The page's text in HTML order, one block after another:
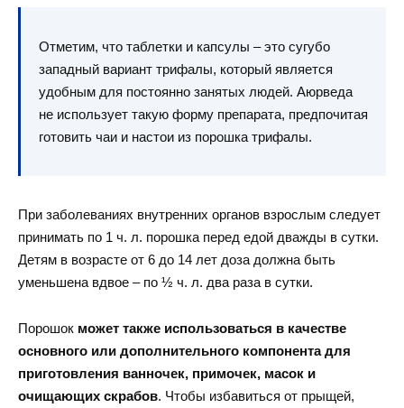
Отметим, что таблетки и капсулы – это сугубо
западный вариант трифалы, который является
удобным для постоянно занятых людей. Аюрведа
не использует такую форму препарата, предпочитая
готовить чаи и настои из порошка трифалы.
При заболеваниях внутренних органов взрослым следует
принимать по 1 ч. л. порошка перед едой дважды в сутки.
Детям в возрасте от 6 до 14 лет доза должна быть
уменьшена вдвое – по ½ ч. л. два раза в сутки.
Порошок может также использоваться в качестве
основного или дополнительного компонента для
приготовления ванночек, примочек, масок и
очищающих скрабов. Чтобы избавиться от прыщей,